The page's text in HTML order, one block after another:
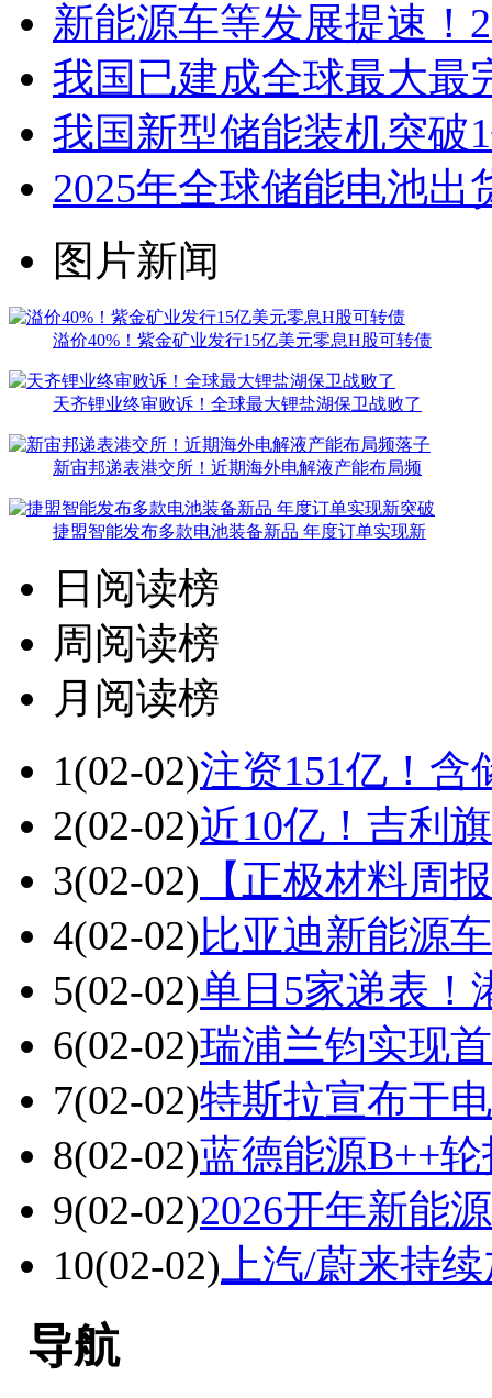
新能源车等发展提速！
我国已建成全球最大最
我国新型储能装机突破
2025年全球储能电池出
图片新闻
溢价40%！紫金矿业发行15亿美元零息H股可转债
天齐锂业终审败诉！全球最大锂盐湖保卫战败了
新宙邦递表港交所！近期海外电解液产能布局频
捷盟智能发布多款电池装备新品 年度订单实现新
日阅读榜
周阅读榜
月阅读榜
1(02-02)注资151亿！含
2(02-02)近10亿！吉利
3(02-02) 【正极材料周
4(02-02)比亚迪新能源
5(02-02)单日5家递表！
6(02-02)瑞浦兰钧实现
7(02-02)特斯拉宣布干
8(02-02)蓝德能源B++
9(02-02)2026开年新能
10(02-02) 上汽/蔚来持
导航